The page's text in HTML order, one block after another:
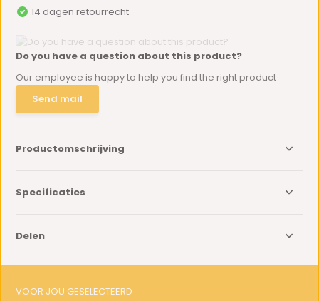
14 dagen retourrecht
Do you have a question about this product?
Our employee is happy to help you find the right product
Send mail
Productomschrijving
Specificaties
Delen
VOOR JOU GESELECTEERD